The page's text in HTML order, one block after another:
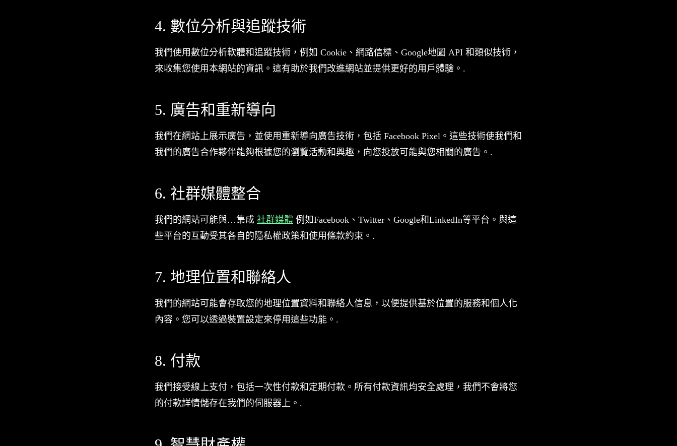
4. 數位分析與追蹤技術
我們使用數位分析軟體和追蹤技術，例如 Cookie、網路信標、Google地圖 API 和類似技術，
來收集您使用本網站的資訊。這有助於我們改進網站並提供更好的用戶體驗。.
5. 廣告和重新導向
我們在網站上展示廣告，並使用重新導向廣告技術，包括 Facebook Pixel。這些技術使我們和
我們的廣告合作夥伴能夠根據您的瀏覽活動和興趣，向您投放可能與您相關的廣告。.
6. 社群媒體整合
我們的網站可能與…集成 社群媒體 例如Facebook、Twitter、Google和LinkedIn等平台。與這
些平台的互動受其各自的隱私權政策和使用條款約束。.
7. 地理位置和聯絡人
我們的網站可能會存取您的地理位置資料和聯絡人信息，以便提供基於位置的服務和個人化
內容。您可以透過裝置設定來停用這些功能。.
8. 付款
我們接受線上支付，包括一次性付款和定期付款。所有付款資訊均安全處理，我們不會將您
的付款詳情儲存在我們的伺服器上。.